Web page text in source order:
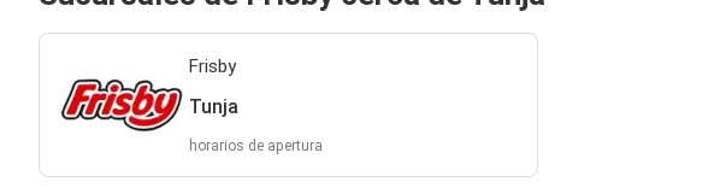
Frisby
Tunja
horarios de apertura